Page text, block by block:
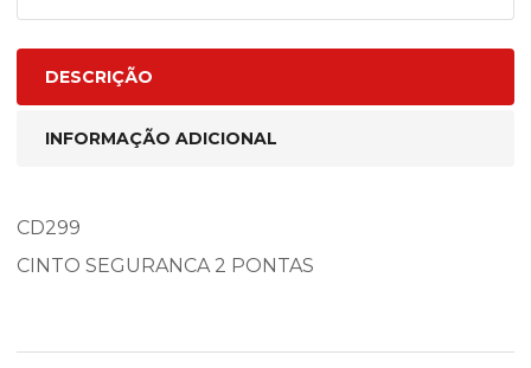
DESCRIÇÃO
INFORMAÇÃO ADICIONAL
CD299
CINTO SEGURANCA 2 PONTAS